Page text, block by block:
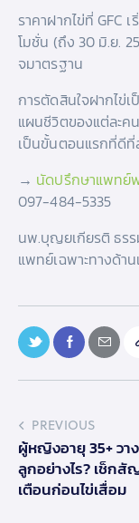
ราคาฝากไข่ที่ GFC
โมชั่น (ถึง 30 มิ.ย.
จมาตรฐาน
การตัดสินใจฝากไข่
แผนชีวิตของแต่ละค
เป็นขั้นตอนแรกที่ดี
→ นัดปรึกษาแพทย์
097-484-5335
นพ.บุญยเกียรติ ธร
แพทย์เฉพาะทางด้า
PREVIOUS
ผู้หญิงอายุ 35+ วา
ลูกอย่างไร? เช็ก
เตือนก่อนไข่เสื่อม